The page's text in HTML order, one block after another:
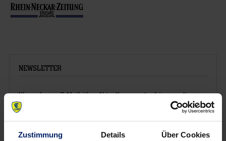
Zustimmung Details Über Cookies
NEWSLETTER
Wenn du per E-Mail über Aktuelles aus der Löwenwelt
informiert werden willst, kannst du den Rhein-Neckar Löwen